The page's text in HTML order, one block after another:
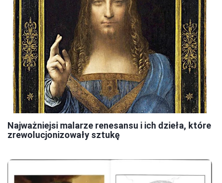
Najważniejsi malarze renesansu i ich dzieła, które
zrewolucjonizowały sztukę